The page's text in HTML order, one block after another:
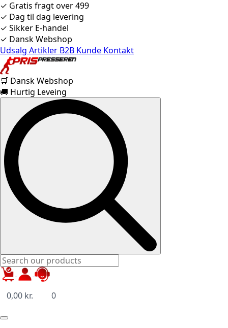
✓ Gratis fragt over 499
✓ Dag til dag levering
✓ Sikker E-handel
✓ Dansk Webshop
Udsalg Artikler B2B Kunde Kontakt
🛒 Dansk Webshop
🚚 Hurtig Leveing
Search
0,00 kr. 0